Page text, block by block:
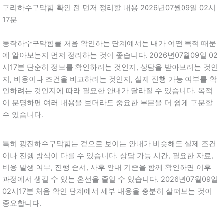
구리하수구막힘 확인 전 먼저 정리할 내용 2026년07월09일 02시
17분
동작하수구막힘를 처음 확인하는 단계에서는 내가 어떤 목적 때문
에 알아보는지 먼저 정리하는 것이 좋습니다. 2026년07월09일 02
시17분 단순히 정보를 확인하려는 것인지, 상담을 받아보려는 것인
지, 비용이나 조건을 비교하려는 것인지, 실제 진행 가능 여부를 확
인하려는 것인지에 따라 필요한 안내가 달라질 수 있습니다. 목적
이 분명하면 여러 내용을 보더라도 중요한 부분을 더 쉽게 구분할
수 있습니다.
특히 광진하수구막힘는 겉으로 보이는 안내가 비슷해도 실제 조건
이나 진행 방식이 다를 수 있습니다. 상담 가능 시간, 필요한 자료,
비용 발생 여부, 진행 순서, 사후 안내 기준을 함께 확인하면 이후
과정에서 생길 수 있는 혼선을 줄일 수 있습니다. 2026년07월09일
02시17분 처음 확인 단계에서 세부 내용을 충분히 살펴보는 것이
중요합니다.